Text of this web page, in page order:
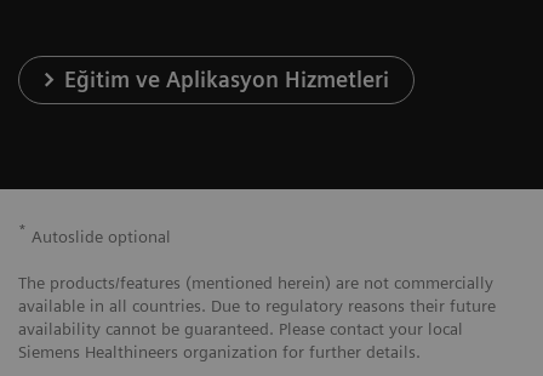
Eğitim ve Aplikasyon Hizmetleri
* Autoslide optional
The products/features (mentioned herein) are not commercially
available in all countries. Due to regulatory reasons their future
availability cannot be guaranteed. Please contact your local
Siemens Healthineers organization for further details.